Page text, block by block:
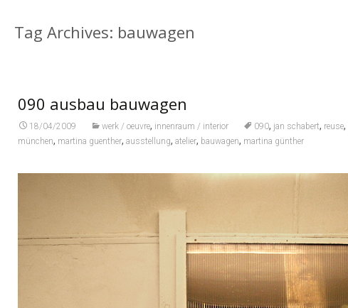
Tag Archives: bauwagen
090 ausbau bauwagen
18/04/2009 werk / oeuvre, innenraum / interior 090, jan schabert, reuse,
münchen, martina guenther,ausstellung,atelier, bauwagen, martina günther